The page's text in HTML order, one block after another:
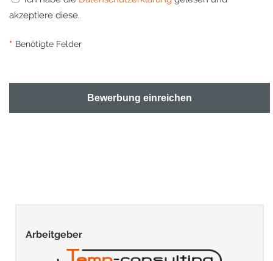
akzeptiere diese.
* Benötigte Felder
Bewerbung einreichen
Arbeitgeber